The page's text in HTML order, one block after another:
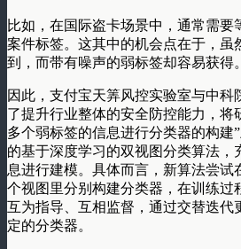
比如，在国际盗卡场景中，通常需要
案件标签。这其中的机会点在于，虽
到，而带有噪声的弱标签却容易获得。
因此，支付宝天筭风控实验室与中科
了提升行业整体的安全防控能力，将
多个弱标签的信息进行分类器的构建
的基于深度学习的双视图分类算法，
息进行建模。具体而言，新算法尝试
个视图里分别构建分类器，在训练过
互为指导、互相监督，通过交替迭代
定的分类器。